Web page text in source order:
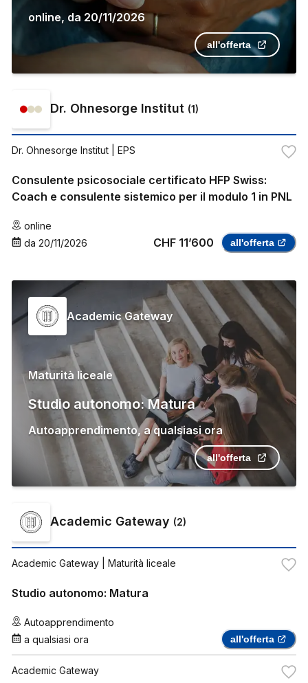
online, da 20/11/2026
all'offerta
Dr. Ohnesorge Institut (1)
Dr. Ohnesorge Institut | EPS
Consulente psicosociale certificato HFP Swiss:
Coach e consulente sistemico per il modulo 1 in PNL
online
da 20/11/2026 CHF 11’600 all'offerta
Academic Gateway
Maturità liceale
Studio autonomo: Matura
Autoapprendimento,a qualsiasi ora
all'offerta
Academic Gateway (2)
Academic Gateway | Maturità liceale
Studio autonomo: Matura
Autoapprendimento
a qualsiasi ora
all'offerta
Academic Gateway